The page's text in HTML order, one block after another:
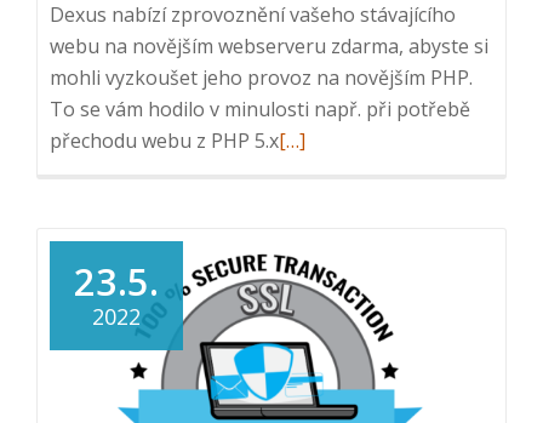
Dexus nabízí zprovoznění vašeho stávajícího
webu na novějším webserveru zdarma, abyste si
mohli vyzkoušet jeho provoz na novějším PHP.
To se vám hodilo v minulosti např. při potřebě
přechodu webu z PHP 5.xPřečtěte
Dexus
podporuje
PHP
8.x
[…]
23.5.
2022